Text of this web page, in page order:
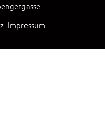
Impressum